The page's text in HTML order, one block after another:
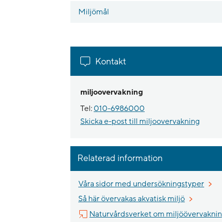
Miljömål
Kontakt
miljoovervakning
Tel: 010-6986000
Skicka e-post till miljoovervakning
Relaterad information
Våra sidor med undersökningstyper
Så här övervakas akvatisk miljö
Naturvårdsverket om